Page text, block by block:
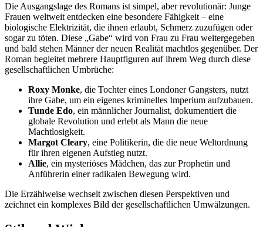
Die Ausgangslage des Romans ist simpel, aber revolutionär: Junge
Frauen weltweit entdecken eine besondere Fähigkeit – eine
biologische Elektrizität, die ihnen erlaubt, Schmerz zuzufügen oder
sogar zu töten. Diese „Gabe“ wird von Frau zu Frau weitergegeben
und bald stehen Männer der neuen Realität machtlos gegenüber. Der
Roman begleitet mehrere Hauptfiguren auf ihrem Weg durch diese
gesellschaftlichen Umbrüche:
Roxy Monke, die Tochter eines Londoner Gangsters, nutzt
ihre Gabe, um ein eigenes kriminelles Imperium aufzubauen.
Tunde Edo, ein männlicher Journalist, dokumentiert die
globale Revolution und erlebt als Mann die neue
Machtlosigkeit.
Margot Cleary, eine Politikerin, die die neue Weltordnung
für ihren eigenen Aufstieg nutzt.
Allie, ein mysteriöses Mädchen, das zur Prophetin und
Anführerin einer radikalen Bewegung wird.
Die Erzählweise wechselt zwischen diesen Perspektiven und
zeichnet ein komplexes Bild der gesellschaftlichen Umwälzungen.